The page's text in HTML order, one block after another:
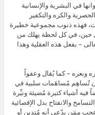
في البشرية والإنسانية
والكره والتكفير
فهذه ذنوب مجموعية خطيرة
حين، في كل لحظة يهلك من
– بفعل هذه العقلية وهذا
وبعره – كما يُقال وعفواً
تُساهِم مُساهَمات سلبية في
فيه أشياء كثيرة مُضيئة ونيِّرة
والانفتاح بدل الإقصائية
أعجب مِمَن يدّعي أنه مُتدين أو